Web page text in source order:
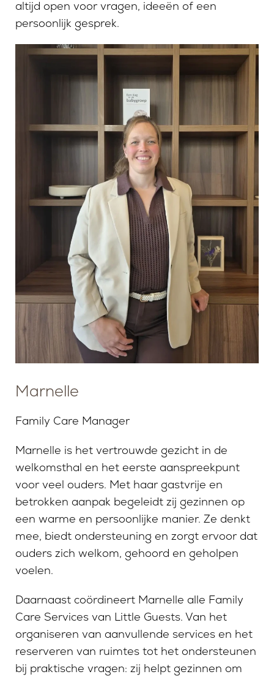
altijd open voor vragen, ideeën of een
persoonlijk gesprek.
Marnelle
Family Care Manager
Marnelle is het vertrouwde gezicht in de
welkomsthal en het eerste aanspreekpunt
voor veel ouders. Met haar gastvrije en
betrokken aanpak begeleidt zij gezinnen op
een warme en persoonlijke manier. Ze denkt
mee, biedt ondersteuning en zorgt ervoor dat
ouders zich welkom, gehoord en geholpen
voelen.
Daarnaast coördineert Marnelle alle Family
Care Services van Little Guests. Van het
organiseren van aanvullende services en het
reserveren van ruimtes tot het ondersteunen
bij praktische vragen: zij helpt gezinnen om